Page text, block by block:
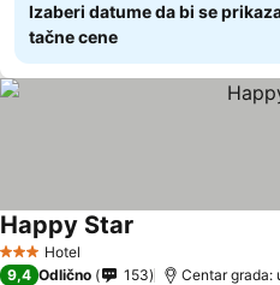
Izaberi datume da bi se
tačne cene
3 Zvezdice
Hotel
Happy Star
9,4 Odlično 153 Centar grada: